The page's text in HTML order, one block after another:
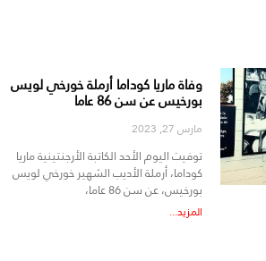
وفاة ماريا كوداما أرملة خورخي لويس
بورخيس عن سن 86 عاما
مارس 27, 2023
توفيت اليوم الأحد الكاتبة الأرجنتينية ماريا
كوداما، أرملة الأديب الشهير خورخي لويس
بورخيس، عن سن 86 عاما،
المزيد...